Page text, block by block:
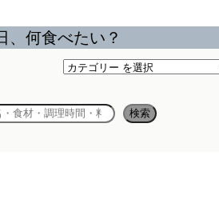
、何食べたい？
カ
ゴ
検索